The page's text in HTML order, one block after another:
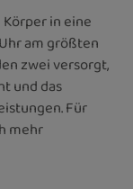
in eine
am größten
zwei versorgt,
und das
Für
mehr